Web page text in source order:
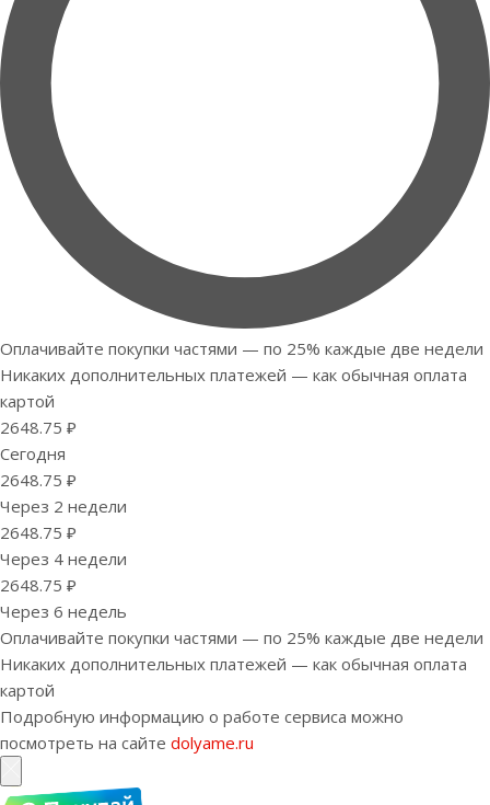
Оплачивайте покупки частями — по 25% каждые две недели
Никаких дополнительных платежей — как обычная оплата
картой
2648.75 ₽
Сегодня
2648.75 ₽
Через 2 недели
2648.75 ₽
Через 4 недели
2648.75 ₽
Через 6 недель
Оплачивайте покупки частями — по 25% каждые две недели
Никаких дополнительных платежей — как обычная оплата
картой
Подробную информацию о работе сервиса можно
посмотреть на сайте dolyame.ru